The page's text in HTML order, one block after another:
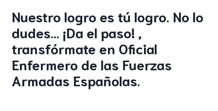
Nuestro logro es tú logro. No lo
dudes… ¡Da el paso! ,
transfórmate en Oficial
Enfermero de las Fuerzas
Armadas Españolas.